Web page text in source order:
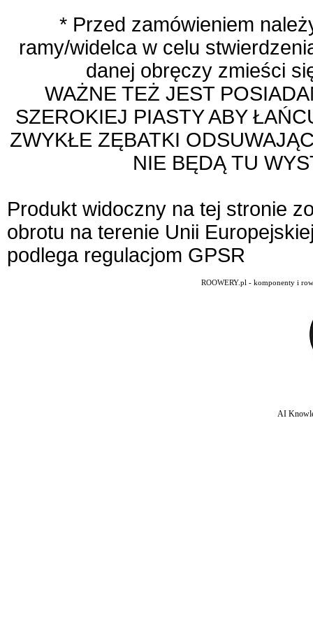
* Przed zamówieniem
ramy/widelca w celu
danej obręczy zmieści
WAŻNE TEŻ JEST
SZEROKIEJ PIASTY ABY
ZWYKŁE ZĘBATKI
NIE BĘDĄ TU
Produkt widoczny na tej stronie
obrotu na terenie Unii
podlega regulacjom GPSR
ROOWERY.pl - komponenty i
AI